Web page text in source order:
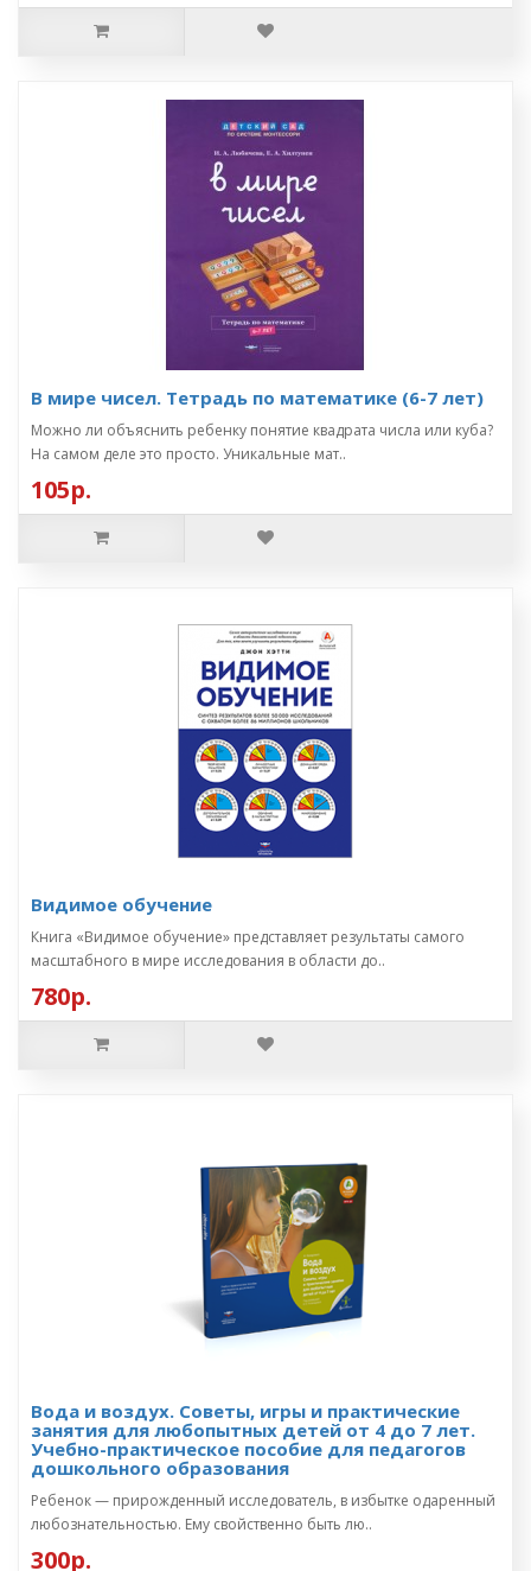
В мире чисел. Тетрадь по математике (6-7 лет)
Можно ли объяснить ребенку понятие квадрата числа или куба?
На самом деле это просто. Уникальные мат..
105р.
Видимое обучение
Книга «Видимое обучение» представляет результаты самого
масштабного в мире исследования в области до..
780р.
Вода и воздух. Советы, игры и практические
занятия для любопытных детей от 4 до 7 лет.
Учебно-практическое пособие для педагогов
дошкольного образования
Ребенок — прирожденный исследователь, в избытке одаренный
любознательностью. Ему свойственно быть лю..
300р.